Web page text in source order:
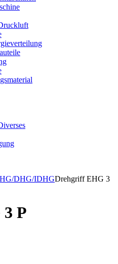
DHG/IDHGDrehgriff EHG 3
P